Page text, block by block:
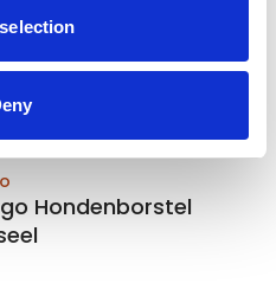
verzonden
Hondenborstel